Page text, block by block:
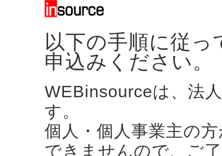
以下の手順に従
申込みください。
WEBinsourceは、法
す。
個人・個人事業主の
できませんので、ご